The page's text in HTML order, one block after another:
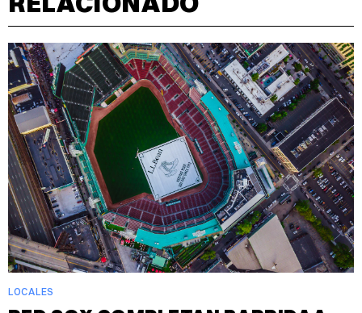
LOCALES